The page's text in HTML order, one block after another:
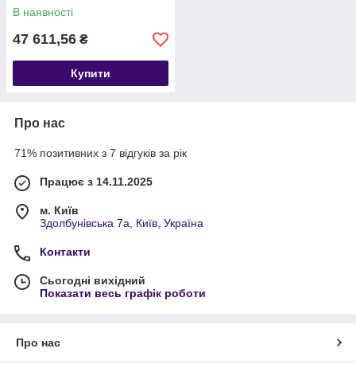
В наявності
47 611,56 ₴
Купити
Про нас
71% позитивних з 7 відгуків за рік
Працює з 14.11.2025
м. Київ
Здолбунівська 7а, Київ, Україна
Контакти
Сьогодні вихідний
Показати весь графік роботи
Про нас